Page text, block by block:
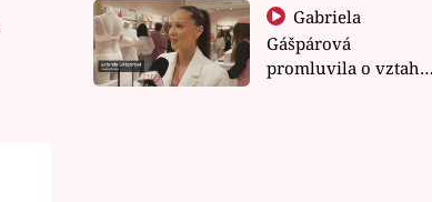
Gabriela
Gášpárová
promluvila o vztahu